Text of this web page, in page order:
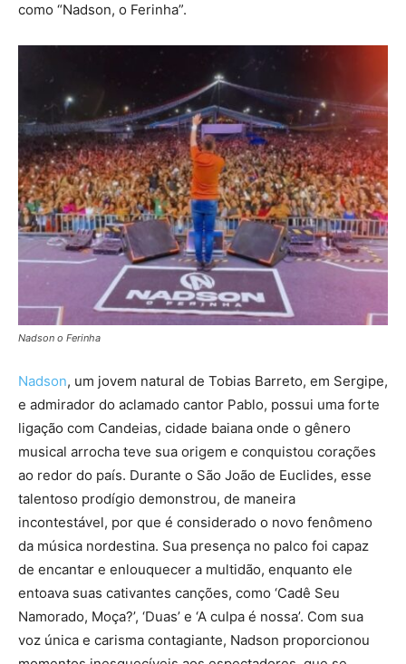
como “Nadson, o Ferinha”.
Nadson o Ferinha
Nadson, um jovem natural de Tobias Barreto, em Sergipe,
e admirador do aclamado cantor Pablo, possui uma forte
ligação com Candeias, cidade baiana onde o gênero
musical arrocha teve sua origem e conquistou corações
ao redor do país. Durante o São João de Euclides, esse
talentoso prodígio demonstrou, de maneira
incontestável, por que é considerado o novo fenômeno
da música nordestina. Sua presença no palco foi capaz
de encantar e enlouquecer a multidão, enquanto ele
entoava suas cativantes canções, como ‘Cadê Seu
Namorado, Moça?’, ‘Duas’ e ‘A culpa é nossa’. Com sua
voz única e carisma contagiante, Nadson proporcionou